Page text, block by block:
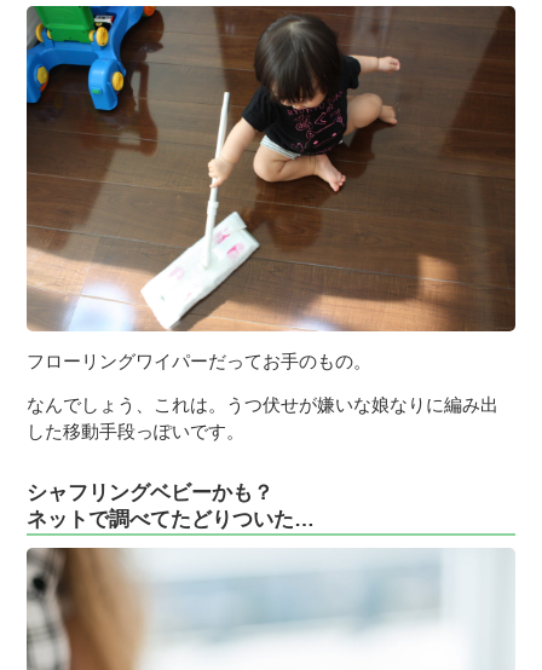
フローリングワイパーだってお手のもの。
なんでしょう、これは。うつ伏せが嫌いな娘なりに編み出
した移動手段っぽいです。
シャフリングベビーかも？
ネットで調べてたどりついた…